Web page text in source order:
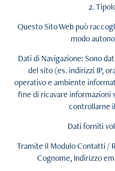
2.
Questo Sito Web può
modo
Dati di Navigazione: Sono
del sito (es. indirizzi IP,
operativo e ambiente
fine di ricavare informazioni
controllarne
Dati forniti
Tramite il Modulo Contatti /
Cognome, Indirizzo